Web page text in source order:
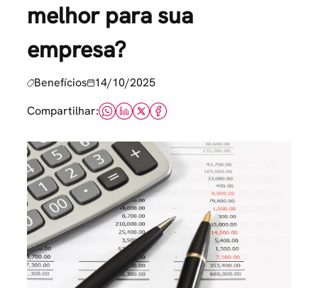
melhor para sua
empresa?
Benefícios 14/10/2025
Compartilhar: